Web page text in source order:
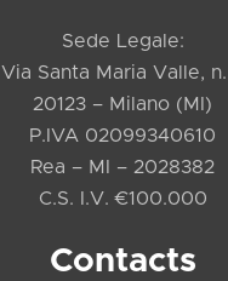
Sede Legale:
Via Santa Maria Valle,
20123 – Milano (MI)
P.IVA 02099340610
Rea – MI – 2028382
C.S. I.V. €100.000
Contacts